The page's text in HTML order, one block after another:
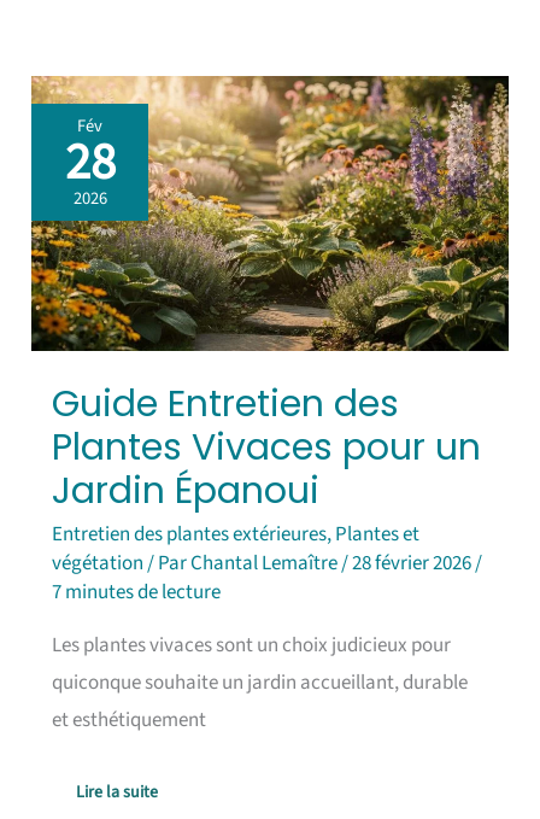
Fév
28
2026
Guide Entretien des
Plantes Vivaces pour un
Jardin Épanoui
Entretien des plantes extérieures,Plantes et
végétation/ ParChantal Lemaître/28 février 2026/
7 minutes de lecture
Les plantes vivaces sont un choix judicieux pour
quiconque souhaite un jardin accueillant, durable
et esthétiquement
Guide
Entretien
des
Plantes
Vivaces
pour
un
Jardin
Épanoui
Lire la suite